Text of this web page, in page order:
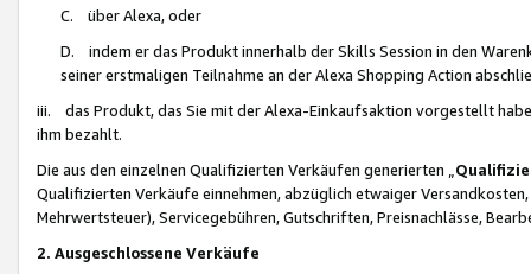
C. über Alexa, oder
D. indem er das Produkt innerhalb der Skills Session in den
seiner erstmaligen Teilnahme an der Alexa Shopping Action
iii. das Produkt, das Sie mit der Alexa-Einkaufsaktion vorgestellt
ihm bezahlt.
Die aus den einzelnen Qualifizierten Verkäufen generierten „
Qualifizierten Verkäufe einnehmen, abzüglich etwaiger
Mehrwertsteuer), Servicegebühren, Gutschriften, Preisnachlässe,
2. Ausgeschlossene Verkäufe